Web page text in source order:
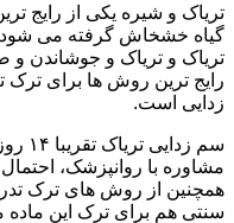
تریاک و شیره یکی از رایج
گیاه خشخاش گرفته می
تریاک و تریاک و جوشاندن
رایج ترین روش ها برای
زدایی است.
سم
مشاوره با روانپزشک،
همچنین از روش های ترک
سنتی هم برای ترک این